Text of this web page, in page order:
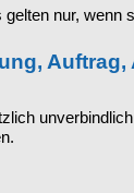
nur,